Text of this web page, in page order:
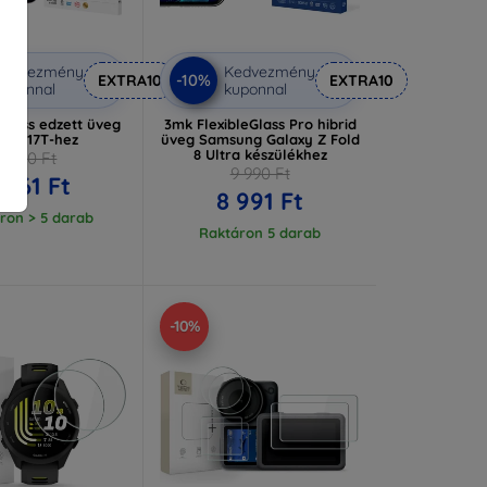
Kedvezmény
kuponnal
EXTRA10
edzett üveg
17T-hez
3 290 Ft
961 Ft
> 5 darab
-10%
Kedvezmény
kuponnal
EXTRA10
3mk FlexibleGlass Pro hibrid
üveg Samsung Galaxy Z Fold
8 Ultra készülékhez
9 990 Ft
8 991 Ft
Raktáron 5 darab
-10%